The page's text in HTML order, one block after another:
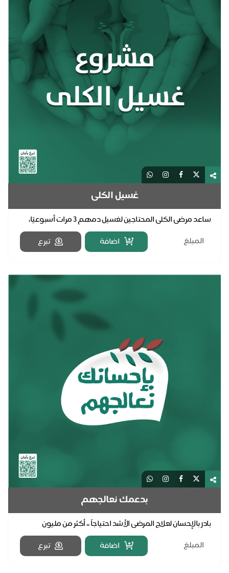
غسيل الكلى
ساعد مرضى الكلى المحتاجين لغسيل دمهم ٣ مرات أسبوعيًا،
اضافة تبرع
بدعمك نعالجهم
بادر بالإحسان لعلاج المرضى الأشد احتياجاً ،، أكثر من مليون
مستفيدٍ كان لعطائكم الأثر بشفائهم .. قال ...
اضافة تبرع